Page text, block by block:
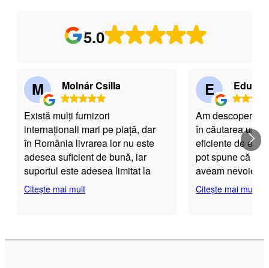
5.0
M Molnár Csilla
Există mulți furnizori
internaționali mari pe piață, dar
în România livrarea lor nu este
adesea suficient de bună, iar
suportul este adesea limitat la
chatbots. Ca dezvoltator cu
peste 10 ani de experiență,
dacă există o problemă, să poți
Citește mai mult
E
Am descoperit
în căutarea unei
eficiente de
pot spune că a
aveam nevoie.
intuitivă, ușor de
funcționalitățile
eficientă cu
Citește mai mult